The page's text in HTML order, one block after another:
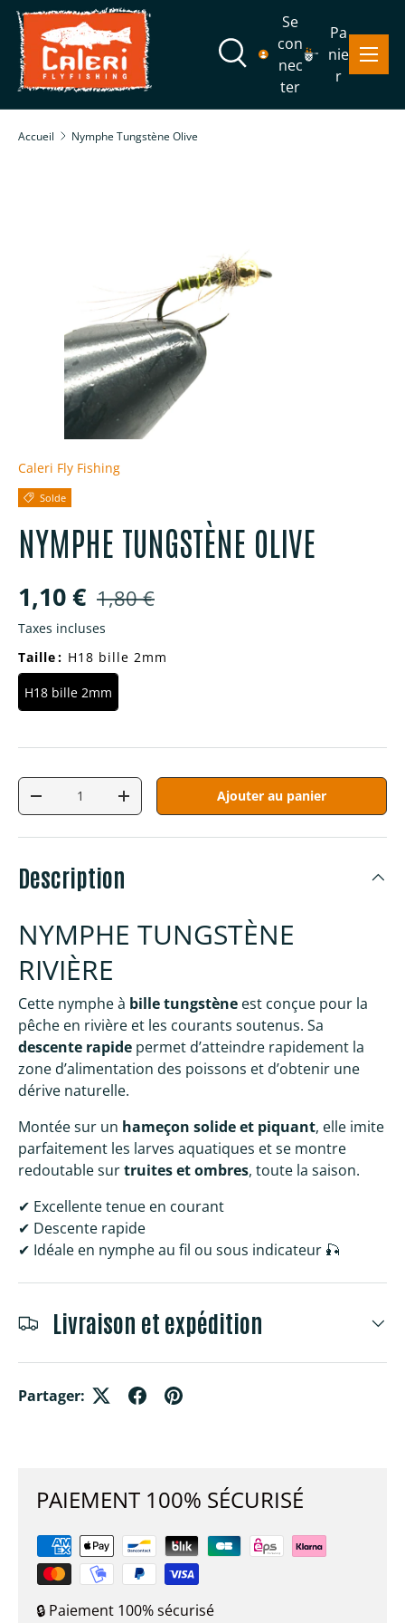
Aller au contenu
Recherche
Recherche
Se
con
nec
ter
Pa
nie
r
Menu
Accueil Nymphe Tungstène Olive
Caleri Fly Fishing
Solde
NYMPHE TUNGSTÈNE OLIVE
Prix soldé
1,10 € Prix habituel
1,80 €
Taxes incluses
Taille: H18 bille 2mm
H18 bille 2mm
Qté
Diminuer la quantitéAugmenter la quantitéAjouter au panier
Description
NYMPHE TUNGSTÈNE
RIVIÈRE
Cette nymphe à bille tungstène est conçue pour la
pêche en rivière et les courants soutenus. Sa
descente rapide permet d’atteindre rapidement la
zone d’alimentation des poissons et d’obtenir une
dérive naturelle.
Montée sur un hameçon solide et piquant, elle imite
parfaitement les larves aquatiques et se montre
redoutable surtruites et ombres, toute la saison.
✔ Excellente tenue en courant
✔ Descente rapide
✔ Idéale en nymphe au fil ou sous indicateur 🎣
Livraison et expédition
Partager:
PAIEMENT 100% SÉCURISÉ
🔒 Paiement 100% sécurisé